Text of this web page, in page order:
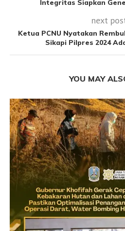
Integritas Siapkan
next
Ketua PCNU Nyatakan
Sikapi Pilpres 2024
YOU MAY